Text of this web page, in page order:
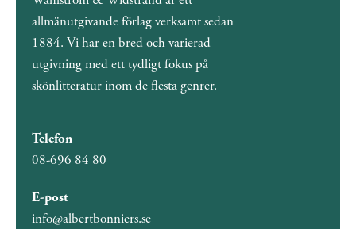
allmänutgivande förlag verksamt sedan
1884. Vi har en bred och varierad
utgivning med ett tydligt fokus på
skönlitteratur inom de flesta genrer.
Telefon
08-696 84 80
E-post
info@albertbonniers.se